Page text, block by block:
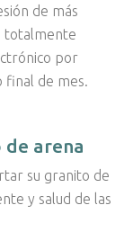
de más
totalmente
por
final de mes.
arena
su granito de
y salud de las